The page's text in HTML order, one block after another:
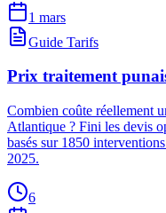
1 mars
Guide Tarifs
Prix traitement
Combien coûte réellement
Atlantique ? Fini les devis
basés sur 1850
2025.
6